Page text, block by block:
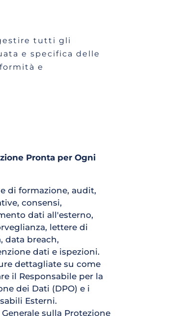
tutti gli
e specifica delle
e
Pronta per Ogni
di formazione, audit,
consensi,
dati all'esterno,
lettere di
data breach,
dati e ispezioni.
dettagliate su come
il Responsabile per la
dei Dati (DPO) e i
Esterni.
sulla Protezione